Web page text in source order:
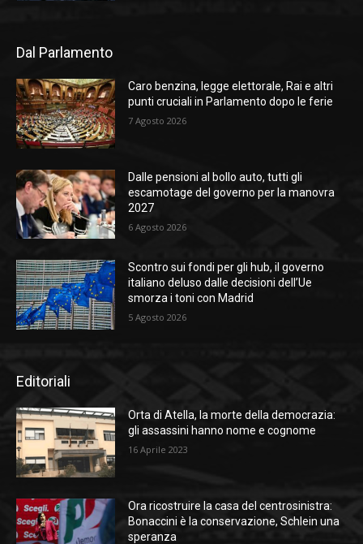
Dal Parlamento
Caro benzina, legge elettorale, Rai e altri
punti cruciali in Parlamento dopo le ferie
7 Agosto 2026
Dalle pensioni al bollo auto, tutti gli
escamotage del governo per la manovra
2027
6 Agosto 2026
Scontro sui fondi per gli hub, il governo
italiano deluso dalle decisioni dell’Ue
smorza i toni con Madrid
5 Agosto 2026
Editoriali
Orta di Atella, la morte della democrazia:
gli assassini hanno nome e cognome
16 Aprile 2023
Ora ricostruire la casa del centrosinistra:
Bonaccini è la conservazione, Schlein una
speranza